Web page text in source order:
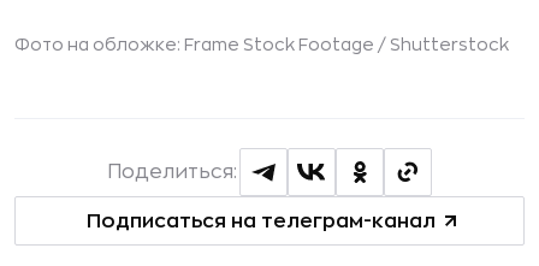
Фото на обложке: Frame Stock Footage / Shutterstock
Подписаться на телеграм-канал
Поделиться: